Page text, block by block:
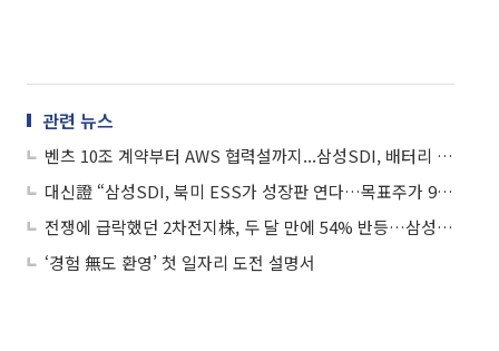
관련 뉴스
벤츠 10조 계약부터 AWS 협력설까지...삼성SDI, 배터리 반등 ‘주도주’ 되나
대신證 “삼성SDI, 북미 ESS가 성장판 연다…목표주가 92만원”
전쟁에 급락했던 2차전지株, 두 달 만에 54% 반등…삼성SDI 신고가
‘경험 無도 환영’ 첫 일자리 도전 설명서